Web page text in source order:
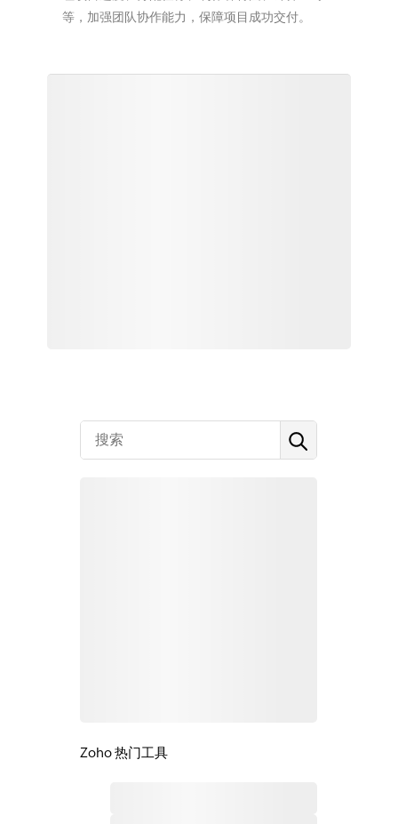
等，加强团队协作能力，保障项目成功交付。
Zoho 热门工具